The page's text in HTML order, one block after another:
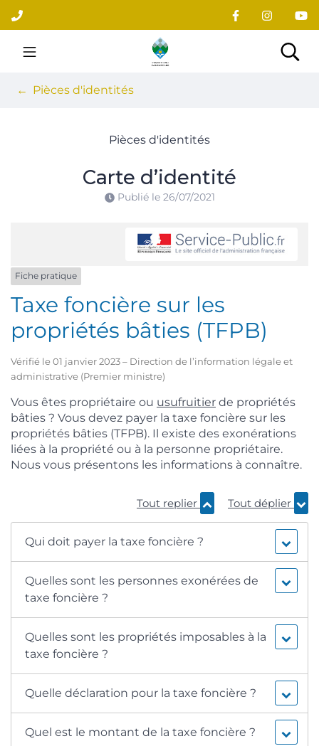
Aller
au
contenu
Site officiel du village
Pièces d'identités
Pièces d'identités
Carte d’identité
Publié le 26/07/2021
Fiche pratique
Taxe foncière sur les
propriétés bâties (TFPB)
Vérifié le 01 janvier 2023 – Direction de l’information légale et
administrative (Premier ministre)
Vous êtes propriétaire ou usufruitier de propriétés
bâties ? Vous devez payer la taxe foncière sur les
propriétés bâties (TFPB). Il existe des exonérations
liées à la propriété ou à la personne propriétaire.
Nous vous présentons les informations à connaître.
Tout replier Tout déplier
Qui doit payer la taxe foncière ?
Quelles sont les personnes exonérées de
taxe foncière ?
Quelles sont les propriétés imposables à la
taxe foncière ?
Quelle déclaration pour la taxe foncière ?
Quel est le montant de la taxe foncière ?